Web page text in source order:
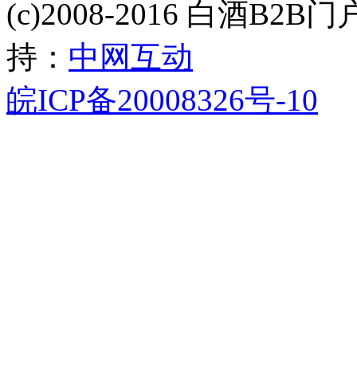
(c)2008-2016 白酒B2B门
持： 中网互动
皖ICP备20008326号-10